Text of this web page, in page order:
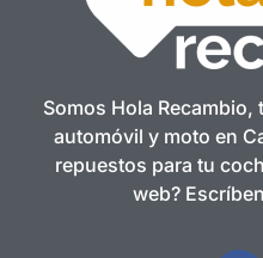
Somos Hola
automóvil y moto en
repuestos para tu
web?